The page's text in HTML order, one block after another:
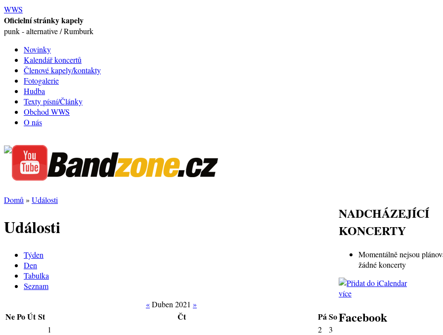
WWS
Oficielní stránky kapely
punk - alternative / Rumburk
Novinky
Kalendář koncertů
Členové kapely/kontakty
Fotogalerie
Hudba
Texty písní/Články
Obchod WWS
O nás
Domů » Události
Události
Týden
Den
Tabulka
Seznam
«Duben 2021 »
NePoÚt St Čt PáSo
1 2
3
NADCHÁZEJÍCÍ
KONCERTY
Momentálně nejsou
žádné koncerty
více
Facebook